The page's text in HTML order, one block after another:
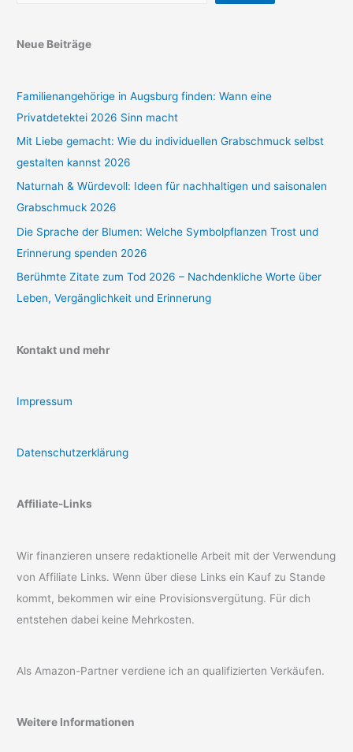
Neue Beiträge
Familienangehörige in Augsburg finden: Wann eine
Privatdetektei 2026 Sinn macht
Mit Liebe gemacht: Wie du individuellen Grabschmuck selbst
gestalten kannst 2026
Naturnah & Würdevoll: Ideen für nachhaltigen und saisonalen
Grabschmuck 2026
Die Sprache der Blumen: Welche Symbolpflanzen Trost und
Erinnerung spenden 2026
Berühmte Zitate zum Tod 2026 – Nachdenkliche Worte über
Leben, Vergänglichkeit und Erinnerung
Kontakt und mehr
Impressum
Datenschutzerklärung
Affiliate-Links
Wir finanzieren unsere redaktionelle Arbeit mit der Verwendung
von Affiliate Links. Wenn über diese Links ein Kauf zu Stande
kommt, bekommen wir eine Provisionsvergütung. Für dich
entstehen dabei keine Mehrkosten.
Als Amazon-Partner verdiene ich an qualifizierten Verkäufen.
Weitere Informationen